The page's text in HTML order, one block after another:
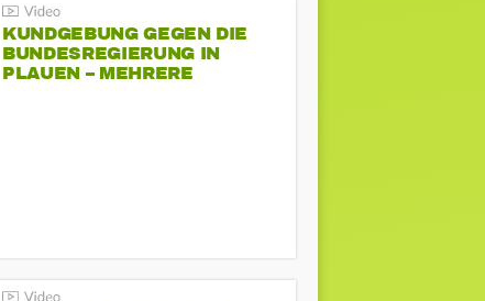
KUNDGEBUNG GEGEN DIE
BUNDESREGIERUNG IN
PLAUEN – MEHRERE